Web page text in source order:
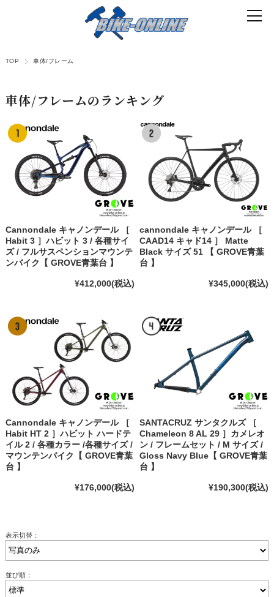
TOP 車体/フレーム
車体/フレームのランキング
Cannondale キャノンデール ［
Habit 3 ］ハビット 3 / 各種サイ
ズ / フルサスペンションマウンテ
ンバイク【 GROVE青葉台 】
¥412,000(税込)
cannondale キャノンデール ［
CAAD14 キャド14 ］ Matte
Black サイズ 51 【 GROVE青葉
台 】
¥345,000(税込)
Cannondale キャノンデール ［
Habit HT 2 ］ハビット ハードテ
イル 2 / 各種カラー /各種サイズ /
マウンテンバイク【 GROVE青葉
台 】
¥176,000(税込)
SANTACRUZ サンタクルズ ［
Chameleon 8 AL 29 ］カメレオ
ン / フレームセット / M サイズ /
Gloss Navy Blue【 GROVE青葉
台 】
¥190,300(税込)
表示切替：
並び順：